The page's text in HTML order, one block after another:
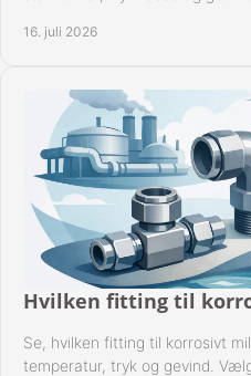
16. juli 2026
Hvilken fitting til
Se, hvilken fitting til korrosivt
temperatur, tryk og gevind.